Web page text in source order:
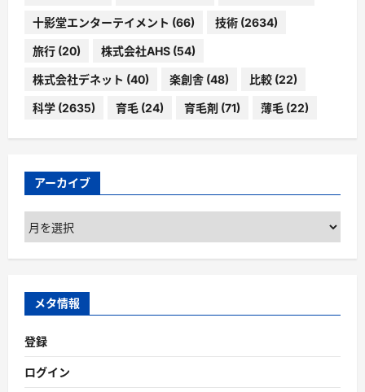
十影堂エンターテイメント (66) 技術 (2634)
旅行 (20) 株式会社AHS (54)
株式会社デネット (40) 楽創舎 (48) 比較 (22)
科学 (2635) 育毛 (24) 育毛剤 (71) 薄毛 (22)
アーカイブ
ア
ー
カ
ブ
メタ情報
登録
ログイン